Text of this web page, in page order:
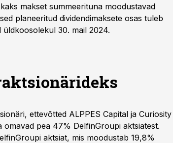
makset summeerituna moodustavad
planeeritud dividendimaksete osas tuleb
üldkoosolekul 30. mail 2024.
ettevõtted ALPPES Capital ja Curiosity
pea 47% DelfinGroupi aktsiatest.
aktsiat, mis moodustab 19,8%